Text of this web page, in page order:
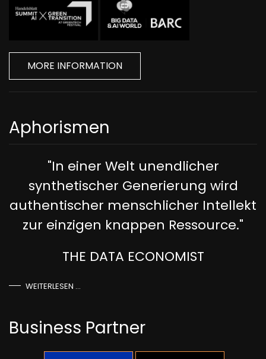
MORE INFORMATION
Aphorismen
"In einer Welt unendlicher
synthetischer Generierung wird
authentischer menschlicher Intellekt
zur einzigen knappen Ressource."
THE DATA ECONOMIST
WEITERLESEN …
Business Partner